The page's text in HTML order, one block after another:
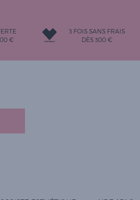
€
3 FOIS SANS FRAIS
DÈS 300 €